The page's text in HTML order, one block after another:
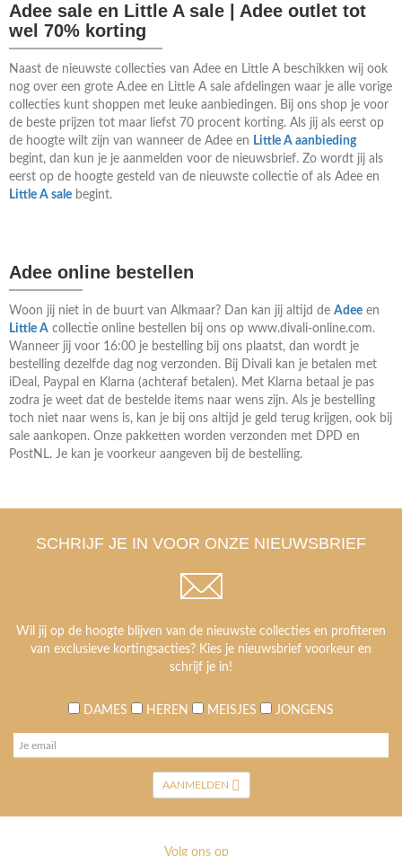
Adee sale en Little A sale | Adee outlet tot
wel 70% korting
Naast de nieuwste collecties van Adee en Little A beschikken wij ook
nog over een grote A.dee en Little A sale afdelingen waar je alle vorige
collecties kunt shoppen met leuke aanbiedingen. Bij ons shop je voor
de beste prijzen tot maar liefst 70 procent korting. Als jij als eerst op
de hoogte wilt zijn van wanneer de Adee en Little A aanbieding
begint, dan kun je je aanmelden voor de nieuwsbrief. Zo wordt jij als
eerst op de hoogte gesteld van de nieuwste collectie of als Adee en
Little A sale begint.
Adee online bestellen
Woon jij niet in de buurt van Alkmaar? Dan kan jij altijd de Adee en
Little A collectie online bestellen bij ons op www.divali-online.com.
Wanneer jij voor 16:00 je bestelling bij ons plaatst, dan wordt je
bestelling dezelfde dag nog verzonden. Bij Divali kan je betalen met
iDeal, Paypal en Klarna (achteraf betalen). Met Klarna betaal je pas
zodra je weet dat de bestelde items naar wens zijn. Als je bestelling
toch niet naar wens is, kan je bij ons altijd je geld terug krijgen, ook bij
sale aankopen. Onze pakketten worden verzonden met DPD en
PostNL. Je kan je voorkeur aangeven bij de bestelling.
SCHRIJF JE IN VOOR ONZE NIEUWSBRIEF
Wil jij op de hoogte blijven van de nieuwste collecties en profiteren
van exclusieve kortingsacties? Kies je nieuwsbrief voorkeur en
schrijf je in!
DAMES HEREN MEISJES JONGENS
AANMELDEN
Volg ons op